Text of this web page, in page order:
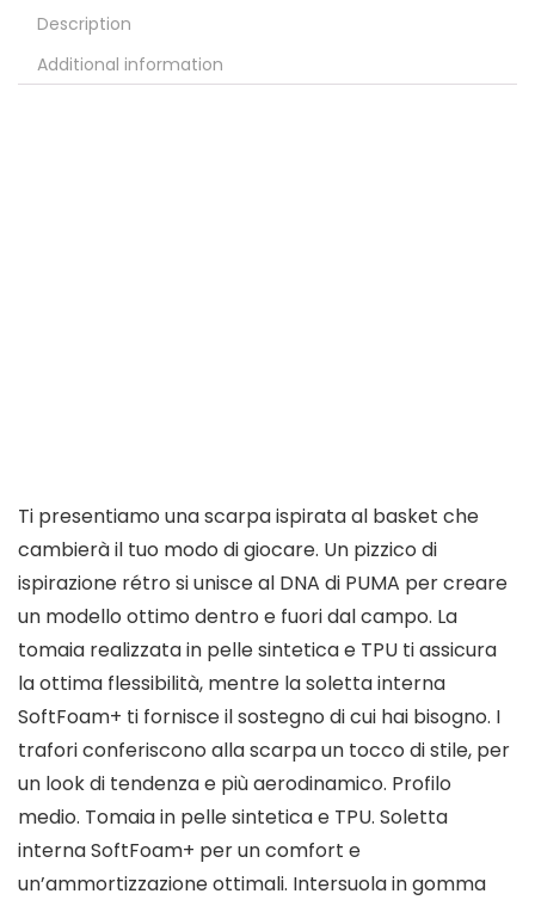
Description
Additional information
Ti presentiamo una scarpa ispirata al basket che
cambierà il tuo modo di giocare. Un pizzico di
ispirazione rétro si unisce al DNA di PUMA per creare
un modello ottimo dentro e fuori dal campo. La
tomaia realizzata in pelle sintetica e TPU ti assicura
la ottima flessibilità, mentre la soletta interna
SoftFoam+ ti fornisce il sostegno di cui hai bisogno. I
trafori conferiscono alla scarpa un tocco di stile, per
un look di tendenza e più aerodinamico. Profilo
medio. Tomaia in pelle sintetica e TPU. Soletta
interna SoftFoam+ per un comfort e
un’ammortizzazione ottimali. Intersuola in gomma